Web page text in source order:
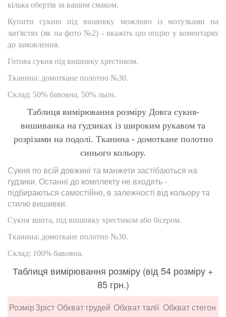
кілька обертів за вашим смаком.
Купити сукню під вишивку можливо із мотузками на
зап'ястях (як на фото №2) - вкажіть цю опцію у коментарях
до замовлення.
Готова сукня під вишивку хрестиком.
Тканина: домоткане полотно №30.
Склад: 50% бавовна, 50% льон.
Таблиця вимірювання розміру Довга сукня-
вишиванка на гудзиках із широким рукавом та
розрізами на подолі. Тканина - домоткане полотно
синього кольору.
Сукня по всій довжині та манжети застібаються на
гудзики. Останні до комплекту не входять -
підбираються самостійно, в залежності від кольору та
стилю вишивки.
Сукня зшита, під вишивку хрестиком або бісером.
Тканина: домоткане полотно №30.
Склад: 100% бавовна.
Таблиця вимірювання розміру (від 54 розміру +
85 грн.)
РозмірЗріст Обхват грудей Обхват талії Обхват стегон